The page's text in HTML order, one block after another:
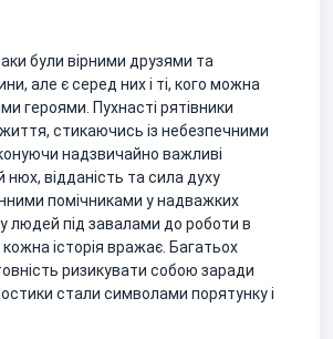
були вірними друзями та
але є серед них і ті, кого можна
героями. Пухнасті рятівники
стикаючись із небезпечними
надзвичайно важливі
нюх, відданість та сила духу
помічниками у надважких
людей під завалами до роботи в
кожна історія вражає. Багатьох
ризикувати собою заради
стали символами порятунку і